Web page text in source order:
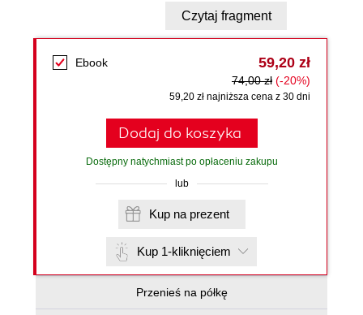
Czytaj fragment
Ebook 59,20 zł
74,00 zł (-20%)
59,20 zł najniższa cena z 30 dni
Dodaj do koszyka
Dostępny natychmiast po opłaceniu zakupu
lub
Kup na prezent
Kup 1-kliknięciem
Przenieś na półkę